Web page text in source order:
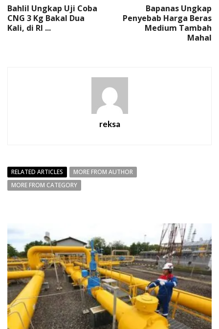
Bahlil Ungkap Uji Coba
CNG 3 Kg Bakal Dua
Kali, di RI ...
Bapanas Ungkap
Penyebab Harga Beras
Medium Tambah
Mahal
reksa
RELATED ARTICLES
MORE FROM AUTHOR
MORE FROM CATEGORY